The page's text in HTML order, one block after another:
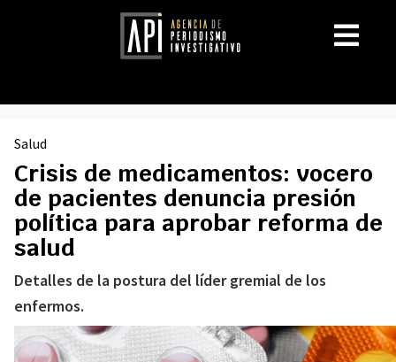
Salud
Crisis de medicamentos: vocero
de pacientes denuncia presión
política para aprobar reforma de
salud
Detalles de la postura del líder gremial de los
enfermos.